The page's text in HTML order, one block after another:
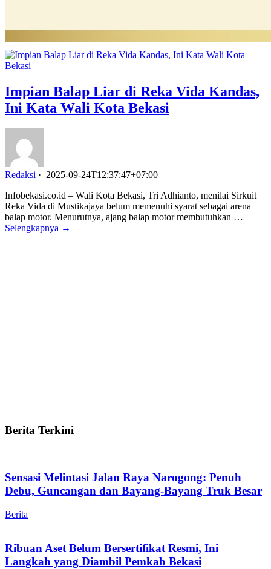
Impian Balap Liar di Reka Vida Kandas,
Ini Kata Wali Kota Bekasi
Redaksi · 2025-09-24T12:37:47+07:00
Infobekasi.co.id – Wali Kota Bekasi, Tri Adhianto, menilai Sirkuit
Reka Vida di Mustikajaya belum memenuhi syarat sebagai arena
balap motor. Menurutnya, ajang balap motor membutuhkan …
Selengkapnya →
Berita Terkini
Sensasi Melintasi Jalan Raya Narogong: Penuh
Debu, Guncangan dan Bayang-Bayang Truk Besar
Berita
Ribuan Aset Belum Bersertifikat Resmi, Ini
Langkah yang Diambil Pemkab Bekasi